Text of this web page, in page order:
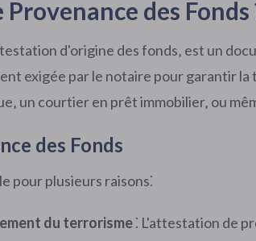
des Fonds
d'origine des fonds‚ est un
exigée par le notaire pour garantir
un courtier en prêt immobilier‚ ou
des Fonds
pour plusieurs raisons⁚
du terrorisme⁚ L'attestation de